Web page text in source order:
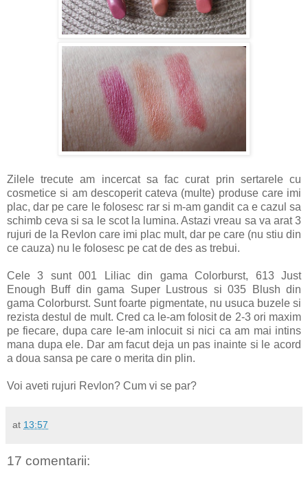
Zilele trecute am incercat sa fac curat prin sertarele cu
cosmetice si am descoperit cateva (multe) produse care imi
plac, dar pe care le folosesc rar si m-am gandit ca e cazul sa
schimb ceva si sa le scot la lumina. Astazi vreau sa va arat 3
rujuri de la Revlon care imi plac mult, dar pe care (nu stiu din
ce cauza) nu le folosesc pe cat de des as trebui.
Cele 3 sunt 001 Liliac din gama Colorburst, 613 Just
Enough Buff din gama Super Lustrous si 035 Blush din
gama Colorburst. Sunt foarte pigmentate, nu usuca buzele si
rezista destul de mult. Cred ca le-am folosit de 2-3 ori maxim
pe fiecare, dupa care le-am inlocuit si nici ca am mai intins
mana dupa ele. Dar am facut deja un pas inainte si le acord
a doua sansa pe care o merita din plin.
Voi aveti rujuri Revlon? Cum vi se par?
at 13:57
17 comentarii: